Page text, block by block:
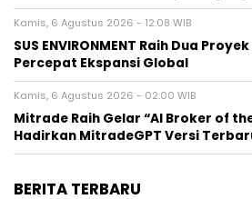
Kamis, 6 Agustus 2026 - 12:08 WIB
SUS ENVIRONMENT Raih Dua
Percepat Ekspansi Global
Kamis, 6 Agustus 2026 - 02:00 WIB
Mitrade Raih Gelar “AI Broker of
Hadirkan MitradeGPT Versi
BERITA TERBARU